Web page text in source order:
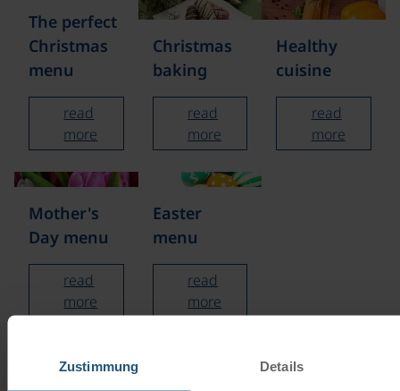
Zustimmung Details
The perfect
Christmas
menu
read
more
Christmas
baking
read
more
Healthy
cuisine
read
more
©
Mother's
Day menu
read
more
©
Easter
menu
read
more
Our travel catalogues